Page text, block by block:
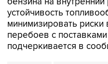
устойчивость
минимизировать риски
перебоев с
подчеркивается в